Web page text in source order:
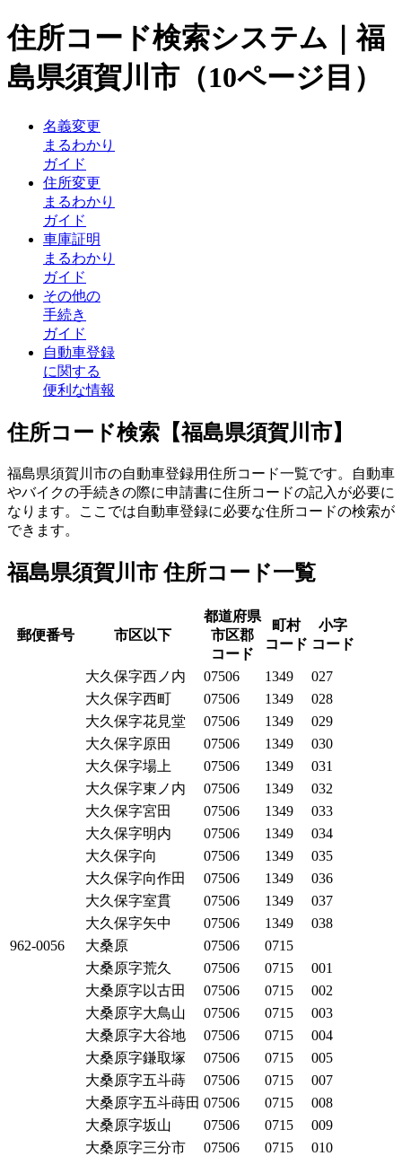
住所コード検索システム｜福
島県須賀川市（10ページ目）
名義変更
まるわかり
ガイド
住所変更
まるわかり
ガイド
車庫証明
まるわかり
ガイド
その他の
手続き
ガイド
自動車登録
に関する
便利な情報
住所コード検索【福島県須賀川市】
福島県須賀川市の自動車登録用住所コード一覧です。自動車
やバイクの手続きの際に申請書に住所コードの記入が必要に
なります。ここでは自動車登録に必要な住所コードの検索が
できます。
福島県須賀川市 住所コード一覧
郵便番号 市区以下
都道府県
市区郡
コード
町村
コード
小字
コード
大久保字西ノ内 07506 1349
027
大久保字西町
07506 1349
028
大久保字花見堂
07506 1349
029
大久保字原田
07506 1349
030
大久保字場上
07506 1349
031
大久保字東ノ内
07506 1349
032
大久保字宮田
07506 1349
033
大久保字明内
07506 1349
034
大久保字向
07506 1349
035
大久保字向作田
07506 1349
036
大久保字室貫
07506 1349
037
大久保字矢中
07506 1349
038
962-0056
大桑原 07506
0715
大桑原字荒久
07506 0715
001
大桑原字以古田
07506 0715
002
大桑原字大鳥山
07506 0715
003
大桑原字大谷地
07506 0715
004
大桑原字鎌取塚
07506 0715
005
大桑原字五斗蒔
07506 0715
007
大桑原字五斗蒔田 07506 0715
008
大桑原字坂山
07506 0715
009
大桑原字三分市
07506 0715
010